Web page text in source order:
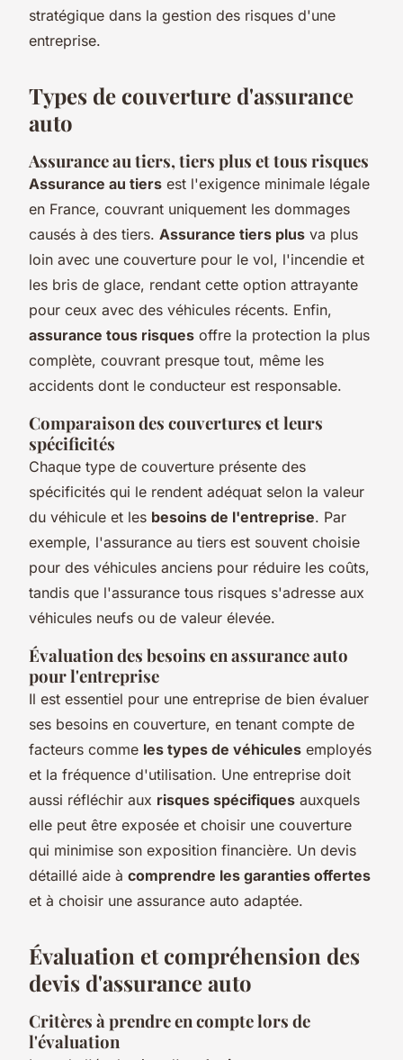
stratégique dans la gestion des risques d'une
entreprise.
Types de couverture d'assurance
auto
Assurance au tiers, tiers plus et tous risques
Assurance au tiers est l'exigence minimale légale
en France, couvrant uniquement les dommages
causés à des tiers. Assurance tiers plus va plus
loin avec une couverture pour le vol, l'incendie et
les bris de glace, rendant cette option attrayante
pour ceux avec des véhicules récents. Enfin,
assurance tous risques offre la protection la plus
complète, couvrant presque tout, même les
accidents dont le conducteur est responsable.
Comparaison des couvertures et leurs
spécificités
Chaque type de couverture présente des
spécificités qui le rendent adéquat selon la valeur
du véhicule et les besoins de l'entreprise. Par
exemple, l'assurance au tiers est souvent choisie
pour des véhicules anciens pour réduire les coûts,
tandis que l'assurance tous risques s'adresse aux
véhicules neufs ou de valeur élevée.
Évaluation des besoins en assurance auto
pour l'entreprise
Il est essentiel pour une entreprise de bien évaluer
ses besoins en couverture, en tenant compte de
facteurs comme les types de véhicules employés
et la fréquence d'utilisation. Une entreprise doit
aussi réfléchir aux risques spécifiques auxquels
elle peut être exposée et choisir une couverture
qui minimise son exposition financière. Un devis
détaillé aide à comprendre les garanties offertes
et à choisir une assurance auto adaptée.
Évaluation et compréhension des
devis d'assurance auto
Critères à prendre en compte lors de
l'évaluation